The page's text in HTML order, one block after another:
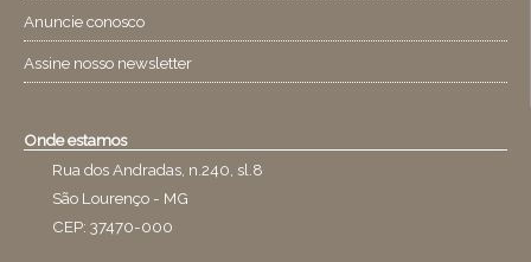
Anuncie conosco
Assine nosso newsletter
Onde estamos
Rua dos Andradas, n.240, sl.8
São Lourenço - MG
CEP: 37470-000